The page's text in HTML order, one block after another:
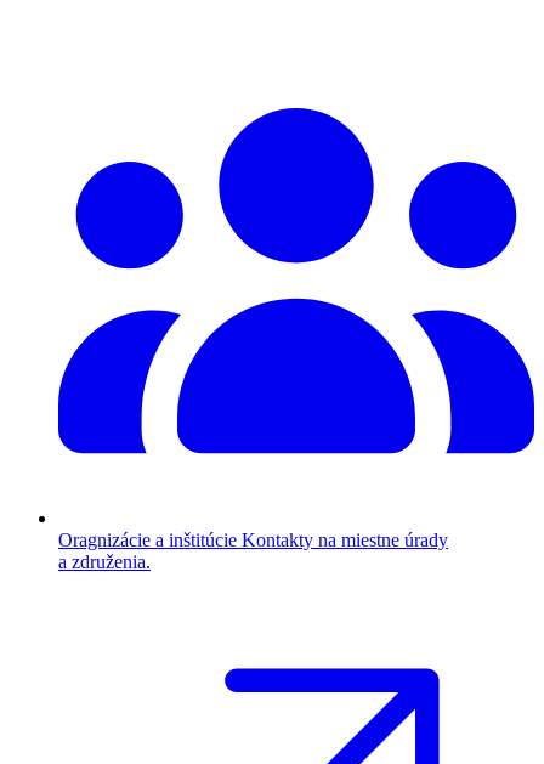
Oragnizácie a inštitúcie Kontakty na miestne úrady
a združenia.